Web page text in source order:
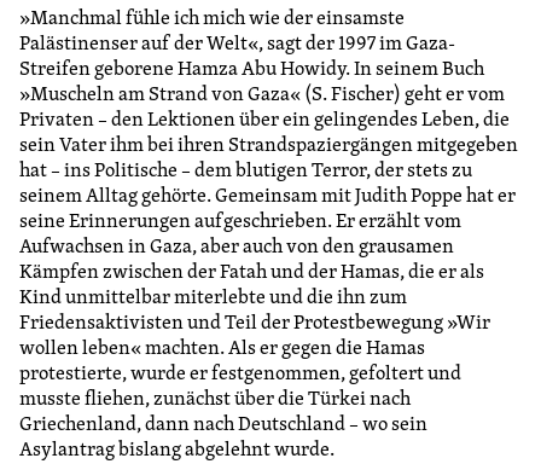
»Manchmal fühle ich mich wie der einsamste
Palästinenser auf der Welt«, sagt der 1997 im Gaza-
Streifen geborene Hamza Abu Howidy. In seinem Buch
»Muscheln am Strand von Gaza« (S. Fischer) geht er vom
Privaten – den Lektionen über ein gelingendes Leben, die
sein Vater ihm bei ihren Strandspaziergängen mitgegeben
hat – ins Politische – dem blutigen Terror, der stets zu
seinem Alltag gehörte. Gemeinsam mit Judith Poppe hat er
seine Erinnerungen aufgeschrieben. Er erzählt vom
Aufwachsen in Gaza, aber auch von den grausamen
Kämpfen zwischen der Fatah und der Hamas, die er als
Kind unmittelbar miterlebte und die ihn zum
Friedensaktivisten und Teil der Protestbewegung »Wir
wollen leben« machten. Als er gegen die Hamas
protestierte, wurde er festgenommen, gefoltert und
musste fliehen, zunächst über die Türkei nach
Griechenland, dann nach Deutschland – wo sein
Asylantrag bislang abgelehnt wurde.